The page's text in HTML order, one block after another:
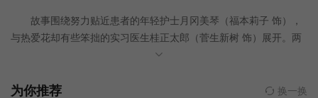
故事围绕努力贴近患者的年轻护士月冈美琴（福本莉子 饰），
与热爱花却有些笨拙的实习医生桂正太郎（菅生新树 饰）展开。两
人在高龄化急速加剧的安昙野地区医疗一线工作，直面老年医疗与
他们不断思考人与生命的意义。随着一个个患者的相遇与别离，两
为你推荐 换一换